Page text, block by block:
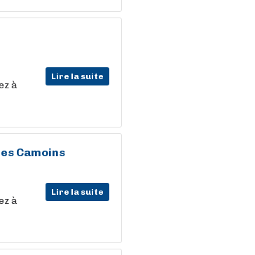
Lire la suite
à
Camoins
Lire la suite
à